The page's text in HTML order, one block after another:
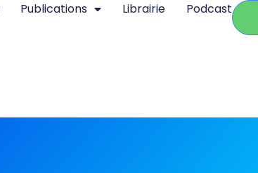
Publications Librairie Podcast